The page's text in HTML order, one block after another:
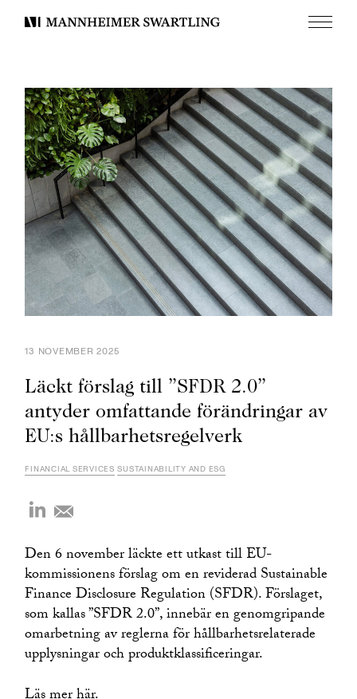
Mannheimer
Meny
13 NOVEMBER 2025
Läckt förslag till ”SFDR 2.0”
antyder omfattande förändringar av
EU:s hållbarhetsregelverk
FINANCIAL SERVICES SUSTAINABILITY AND ESG
Den 6 november läckte ett utkast till EU-
kommissionens förslag om en reviderad Sustainable
Finance Disclosure Regulation (SFDR). Förslaget,
som kallas ”SFDR 2.0”, innebär en genomgripande
omarbetning av reglerna för hållbarhetsrelaterade
upplysningar och produktklassificeringar.